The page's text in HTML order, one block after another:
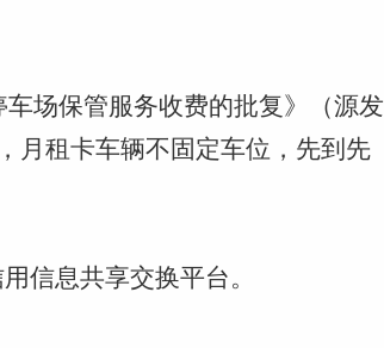
场保管服务收费的批复》（源发
月租卡车辆不固定车位，先到先
信息共享交换平台。